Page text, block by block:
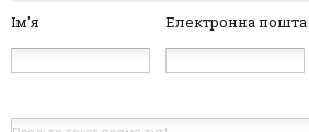
Ім'я
Електронна пошта